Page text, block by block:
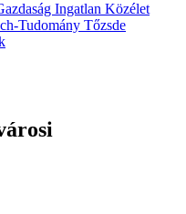
Ingatlan Közélet
Tudomány Tőzsde